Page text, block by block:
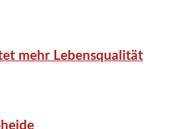
mehr Lebensqualität